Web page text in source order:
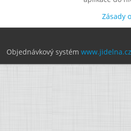
Zásady
Objednávkový systém www.jidelna.cz